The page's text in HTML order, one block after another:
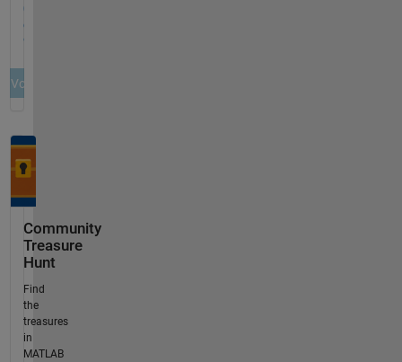
Community
Treasure
Hunt
Find
the
treasures
in
MATLAB